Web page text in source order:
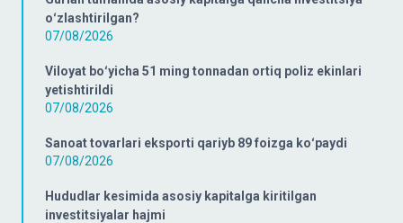
oʻzlashtirilgan?
07/08/2026
Viloyat boʻyicha 51 ming tonnadan ortiq poliz ekinlari
yetishtirildi
07/08/2026
Sanoat tovarlari eksporti qariyb 89 foizga koʻpaydi
07/08/2026
Hududlar kesimida asosiy kapitalga kiritilgan
investitsiyalar hajmi